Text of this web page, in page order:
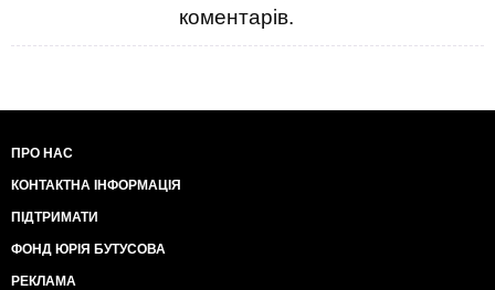
коментарів.
ПРО НАС
КОНТАКТНА ІНФОРМАЦІЯ
ПІДТРИМАТИ
ФОНД ЮРІЯ БУТУСОВА
РЕКЛАМА